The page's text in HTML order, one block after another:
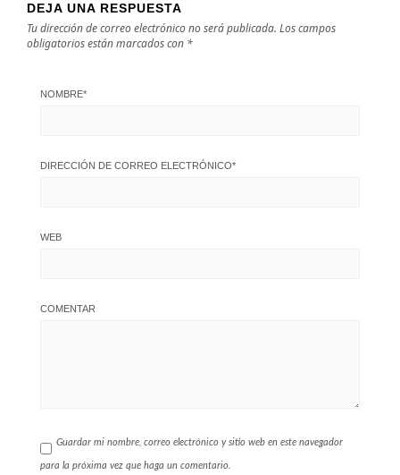
DEJA UNA RESPUESTA
Tu dirección de correo electrónico no será publicada. Los campos
obligatorios están marcados con *
NOMBRE*
DIRECCIÓN DE CORREO ELECTRÓNICO*
WEB
COMENTAR
Guardar mi nombre, correo electrónico y sitio web en este navegador
para la próxima vez que haga un comentario.